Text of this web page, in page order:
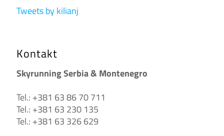
Tweets by kilianj
Kontakt
Skyrunning Serbia & Montenegro
Tel.: +381 63 86 70 711
Tel.: +381 63 230 135
Tel.: +381 63 326 629